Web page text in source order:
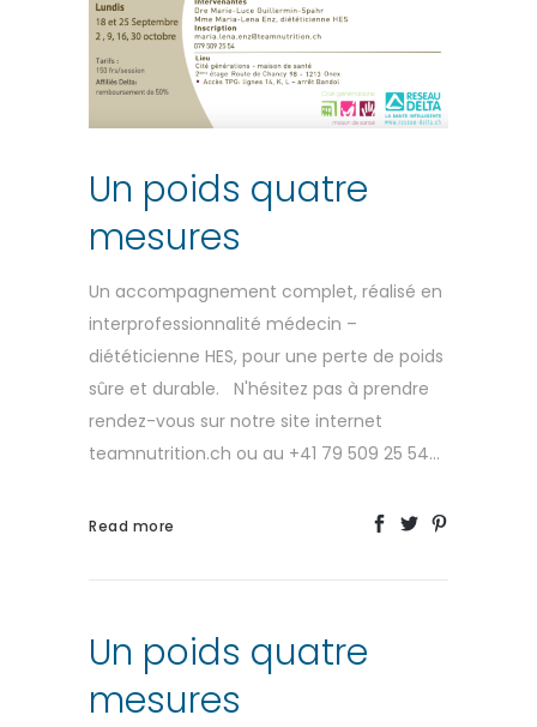
Un poids quatre
mesures
Un accompagnement complet, réalisé en
interprofessionnalité médecin –
diététicienne HES, pour une perte de poids
sûre et durable. N'hésitez pas à prendre
rendez-vous sur notre site internet
teamnutrition.ch ou au +41 79 509 25 54...
Read more
Un poids quatre
mesures